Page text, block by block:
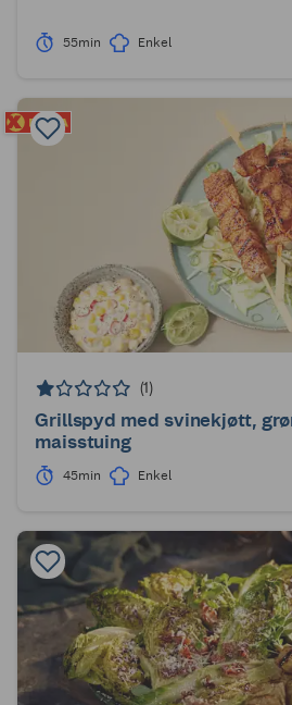
55min Enkel
(1)
Grillspyd med svinekjøtt,
maisstuing
45min Enkel